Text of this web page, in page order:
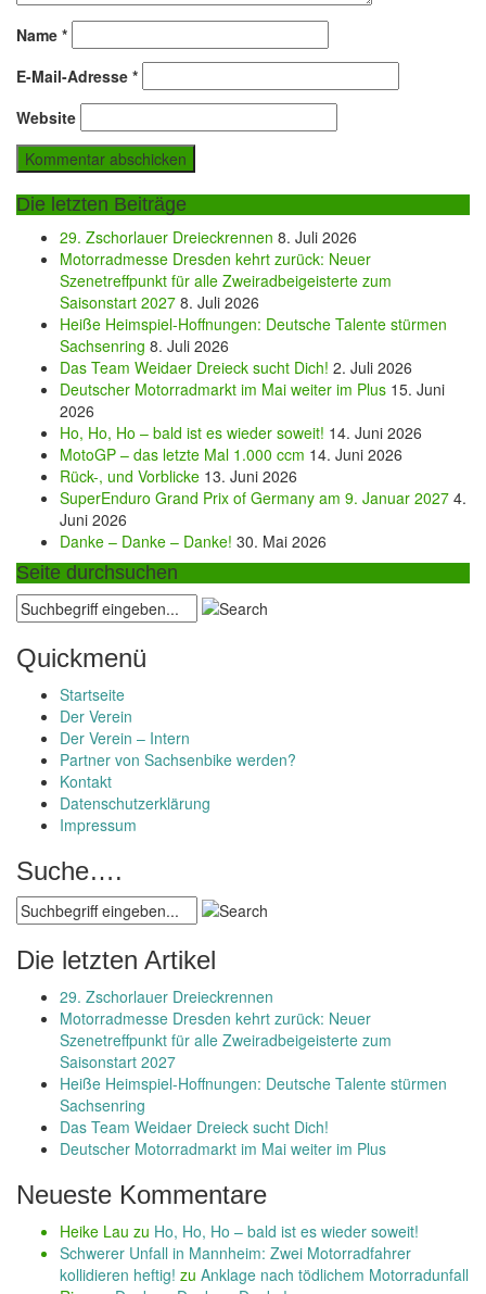
Name *
E-Mail-Adresse *
Website
Die letzten Beiträge
29. Zschorlauer Dreieckrennen 8. Juli 2026
Motorradmesse Dresden kehrt zurück: Neuer
Szenetreffpunkt für alle Zweiradbeigeisterte zum
Saisonstart 2027 8. Juli 2026
Heiße Heimspiel-Hoffnungen: Deutsche Talente stürmen
Sachsenring 8. Juli 2026
Das Team Weidaer Dreieck sucht Dich! 2. Juli 2026
Deutscher Motorradmarkt im Mai weiter im Plus 15. Juni
2026
Ho, Ho, Ho – bald ist es wieder soweit! 14. Juni 2026
MotoGP – das letzte Mal 1.000 ccm 14. Juni 2026
Rück-, und Vorblicke 13. Juni 2026
SuperEnduro Grand Prix of Germany am 9. Januar 2027 4.
Juni 2026
Danke – Danke – Danke! 30. Mai 2026
Seite durchsuchen
Quickmenü
Startseite
Der Verein
Der Verein – Intern
Partner von Sachsenbike werden?
Kontakt
Datenschutzerklärung
Impressum
Suche….
Die letzten Artikel
29. Zschorlauer Dreieckrennen
Motorradmesse Dresden kehrt zurück: Neuer
Szenetreffpunkt für alle Zweiradbeigeisterte zum
Saisonstart 2027
Heiße Heimspiel-Hoffnungen: Deutsche Talente stürmen
Sachsenring
Das Team Weidaer Dreieck sucht Dich!
Deutscher Motorradmarkt im Mai weiter im Plus
Neueste Kommentare
Heike Lau zu Ho, Ho, Ho – bald ist es wieder soweit!
Schwerer Unfall in Mannheim: Zwei Motorradfahrer
kollidieren heftig! zu Anklage nach tödlichem Motorradunfall